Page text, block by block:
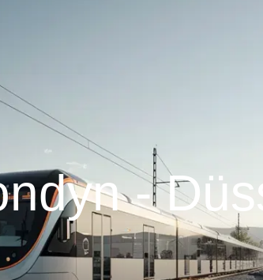
-